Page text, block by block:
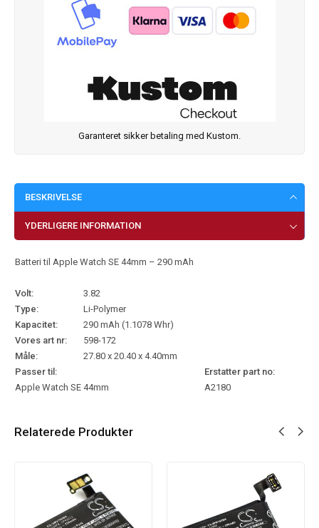
Garanteret sikker betaling med Kustom.
BESKRIVELSE
YDERLIGERE INFORMATION
Batteri til Apple Watch SE 44mm – 290 mAh
Volt:
3.82
Type:
Li-Polymer
Kapacitet:
290 mAh (1.1078 Whr)
Vores art nr:
598-172
Måle:
27.80 x 20.40 x 4.40mm
Passer til:
Erstatter part no:
Apple Watch SE 44mm
A2180
Relaterede Produkter